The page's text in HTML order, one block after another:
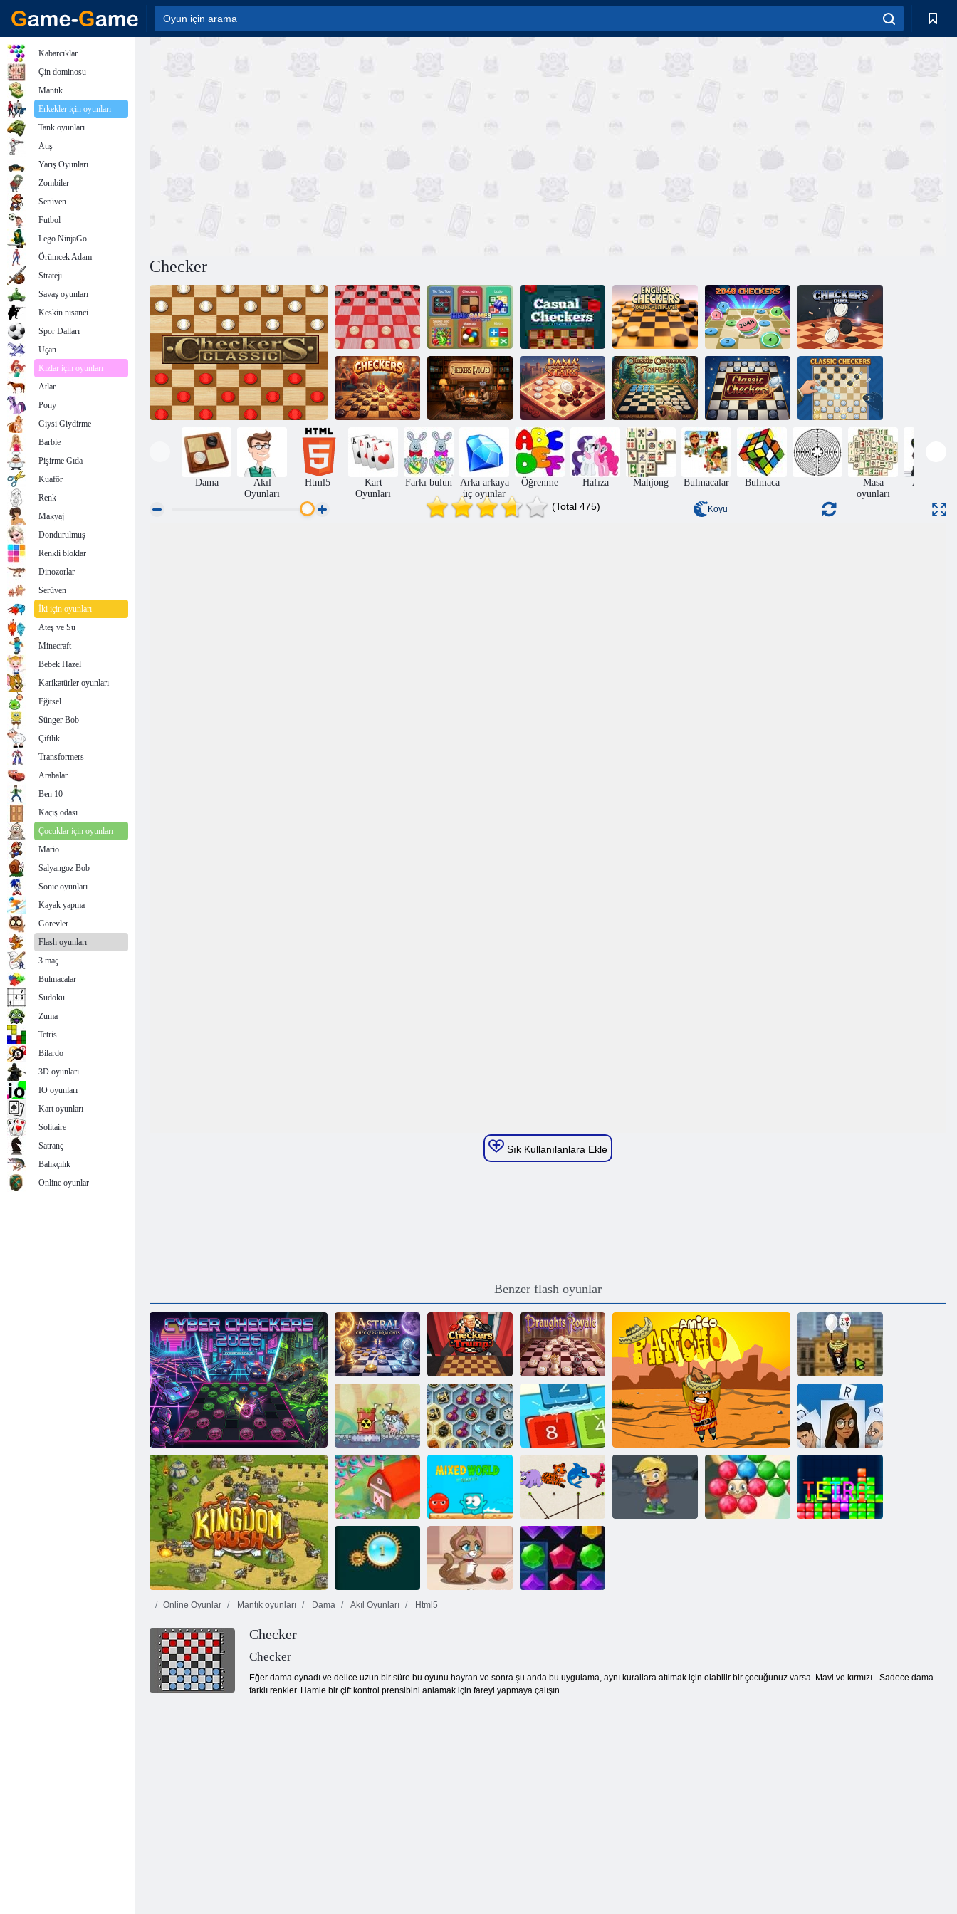
Checker
Dama 3D
2 oyuncu için
zihin oyunları
Günlük Dama
İngilizce dama
çevrimiçi çok
oyunculu
2048 dama Dama - Düello
Dama Dama Evrimleşti Dama Yıldızları
Klasik Köşeler:
Orman
Klasik Dama Klasik Dama
Dama
Akıl
Oyunları
Html5
Kart
Oyunları
Farkı bulun
Arka arkaya
üç oyunlar
Öğrenme Hafıza Mahjong Bulmacalar Bulmaca
Masa
oyunları
Aksiyon
(Total 475) Koyu
Sık Kullanılanlara Ekle
Benzer flash oyunlar
Siber Dama 2026
Astral Dama
Taslakları
Trump ile dama Taslaklar Royale
Amigo Pancho
2: New York
Partisi
Lazer topu
Hazineleri
2048 TREES Büyü
2020! Yeniden
yüklenmiş
Karışık Dünya:
Hafta Sonu
Hayvan eşleştir
Online Oyunlar Mantık oyunları Dama Akıl Oyunları Html5
Checker
Checker
Eğer dama oynadı ve delice uzun bir süre bu oyunu hayran ve sonra şu anda bu uygulama, aynı kurallara atılmak için olabilir bir çocuğunuz varsa. Mavi ve kırmızı - Sadece dama
farklı renkler. Hamle bir çift kontrol prensibini anlamak için fareyi yapmaya çalışın.
Kabarcıklar
Çin dominosu
Mantık
Erkekler için oyunları
Tank oyunları
Atış
Yarış Oyunları
Zombiler
Serüven
Futbol
Lego NinjaGo
Örümcek Adam
Strateji
Savaş oyunları
Keskin nisanci
Spor Dalları
Uçan
Kızlar için oyunları
Atlar
Pony
Giysi Giydirme
Barbie
Pişirme Gıda
Kuaför
Renk
Makyaj
Dondurulmuş
Renkli bloklar
Dinozorlar
Serüven
İki için oyunları
Ateş ve Su
Minecraft
Bebek Hazel
Karikatürler oyunları
Eğitsel
Sünger Bob
Çiftlik
Transformers
Arabalar
Ben 10
Kaçış odası
Çocuklar için oyunları
Mario
Salyangoz Bob
Sonic oyunları
Kayak yapma
Görevler
Flash oyunları
3 maç
Bulmacalar
Sudoku
Zuma
Tetris
Bilardo
3D oyunları
IO oyunları
Kart oyunları
Solitaire
Satranç
Balıkçılık
Online oyunlar